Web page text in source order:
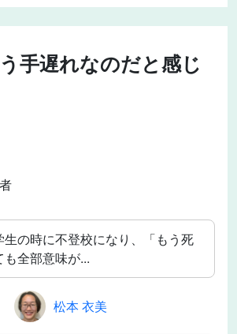
手遅れなのだと感じ
の時に不登校になり、「もう死
全部意味が...
松本 衣美